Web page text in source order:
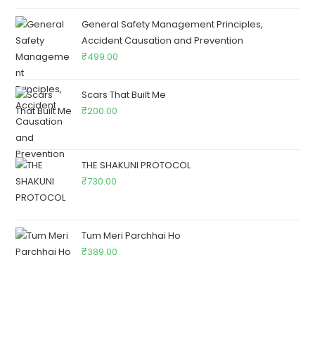
General Safety Management Principles,
Accident Causation and Prevention
₹499.00
Scars That Built Me
₹200.00
THE SHAKUNI PROTOCOL
₹730.00
Tum Meri Parchhai Ho
₹389.00